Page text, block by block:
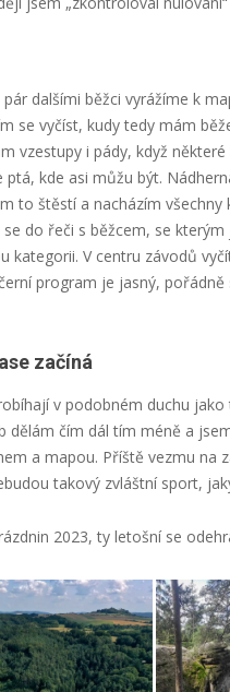
dalšími běžci vyrážíme k
se vyčíst, kudy tedy mám
vzestupy i pády, když
kde asi můžu být.
to štěstí a nacházím
do řeči s běžcem, se
kategorii. V centru závodů
program je jasný,
začíná
v podobném duchu
dělám čím dál tím méně a
a mapou. Příště vezmu
takový zvláštní sport,
2023, ty letošní se